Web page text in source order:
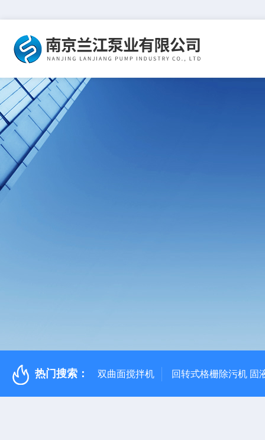
热门搜索： 双曲面搅拌机 回转式格栅除污机 固